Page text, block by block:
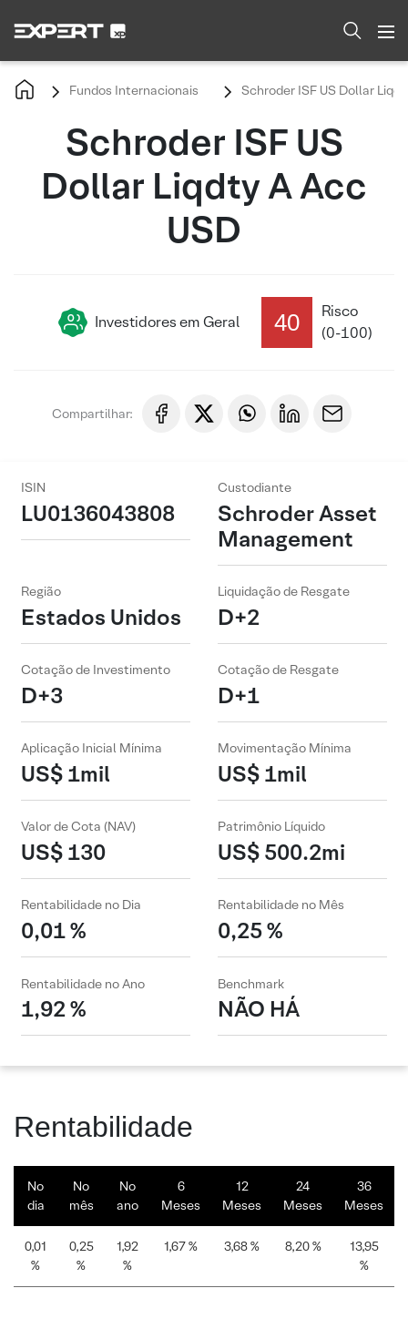
Fundos Internacionais Schroder ISF US Dollar
Schroder ISF US
Dollar Liqdty A Acc
USD
Investidores em Geral 40
Risco
(0-100)
Compartilhar:
ISIN
LU0136043808
Custodiante
Schroder Asset
Management
Região
Estados Unidos
Liquidação de Resgate
D+2
Cotação de Investimento
D+3
Cotação de Resgate
D+1
Aplicação Inicial Mínima
US$ 1mil
Movimentação Mínima
US$ 1mil
Valor de Cota (NAV)
US$ 130
Patrimônio Líquido
US$ 500.2mi
Rentabilidade no Dia
0,01 %
Rentabilidade no Mês
0,25 %
Rentabilidade no Ano
1,92 %
Benchmark
NÃO HÁ
Rentabilidade
No
dia
No
mês
No
ano
6
Meses
12
Meses
24
Meses
36
Meses
0,01
%
0,25
%
1,92
%
1,67 % 3,68 % 8,20 %
13,95
%